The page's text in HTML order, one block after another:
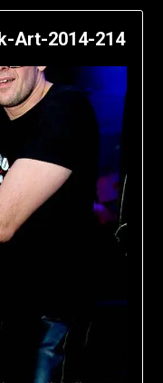
Art-2014-214